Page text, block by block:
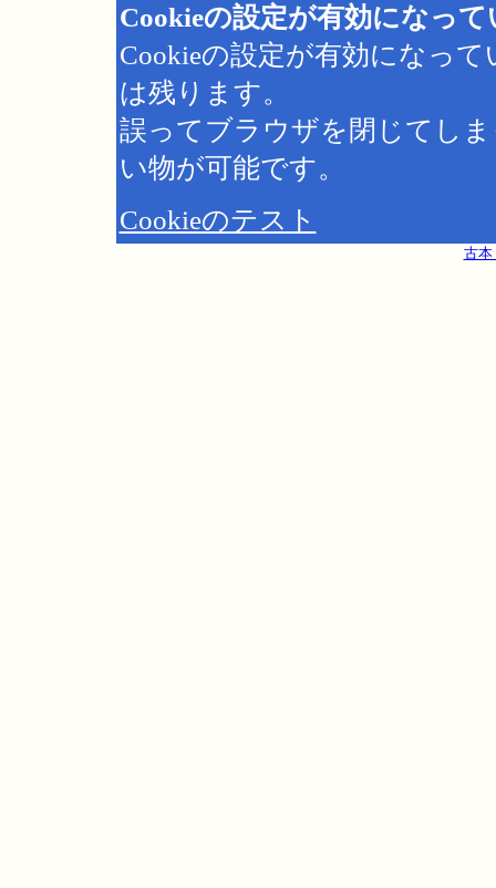
Cookieの設定が有効になっ
Cookieの設定が有効になっ
は残ります。
誤ってブラウザを閉じてし
い物が可能です。
Cookieのテスト
古本